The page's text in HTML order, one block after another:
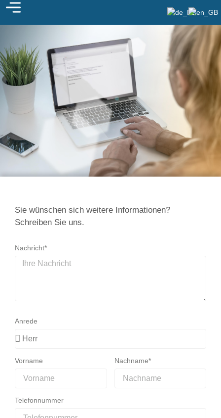
KONTAKT
Sie wünschen sich weitere Informationen?
Schreiben Sie uns.
Nachricht*
Anrede
Vorname Nachname*
Telefonnummer